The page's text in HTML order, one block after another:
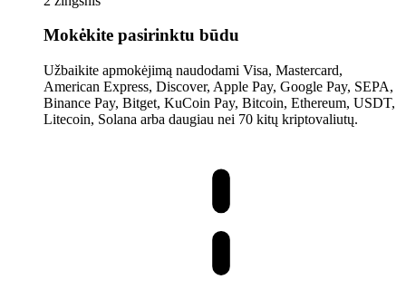
Mokėkite pasirinktu būdu
Užbaikite apmokėjimą naudodami Visa, Mastercard,
American Express, Discover, Apple Pay, Google Pay, SEPA,
Binance Pay, Bitget, KuCoin Pay, Bitcoin, Ethereum, USDT,
Litecoin, Solana arba daugiau nei 70 kitų kriptovaliutų.